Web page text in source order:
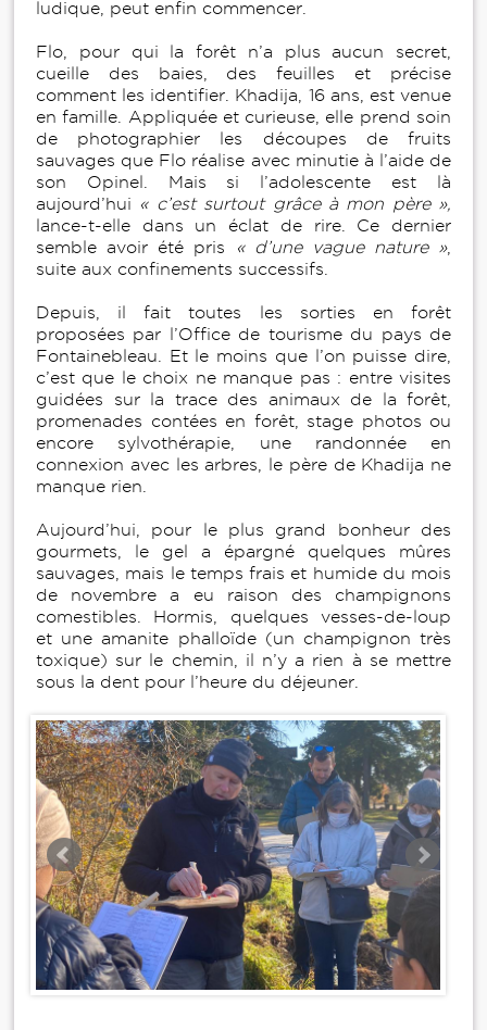
ludique, peut enfin commencer.
Flo, pour qui la forêt n’a plus aucun secret,
cueille des baies, des feuilles et précise
comment les identifier. Khadija, 16 ans, est venue
en famille. Appliquée et curieuse, elle prend soin
de photographier les découpes de fruits
sauvages que Flo réalise avec minutie à l’aide de
son Opinel. Mais si l’adolescente est là
aujourd’hui « c’est surtout grâce à mon père »,
lance-t-elle dans un éclat de rire. Ce dernier
semble avoir été pris
« d’une vague nature »,
suite aux confinements successifs.
Depuis, il fait toutes les sorties en forêt
proposées par l’Office de tourisme du pays de
Fontainebleau. Et le moins que l’on puisse dire,
c’est que le choix ne manque pas : entre visites
guidées sur la trace des animaux de la forêt,
promenades contées en forêt, stage photos ou
encore sylvothérapie, une randonnée en
connexion avec les arbres, le père de Khadija ne
manque rien.
Aujourd’hui, pour le plus grand bonheur des
gourmets, le gel a épargné quelques mûres
sauvages, mais le temps frais et humide du mois
de novembre a eu raison des champignons
comestibles. Hormis, quelques vesses-de-loup
et une amanite phalloïde (un champignon très
toxique) sur le chemin, il n’y a rien à se mettre
sous la dent pour l’heure du déjeuner.